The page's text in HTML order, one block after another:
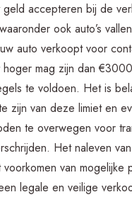
geld accepteren bij de
ook auto’s
auto verkoopt voor
mag zijn dan
te voldoen. Het is
zijn van deze limiet en
te overwegen voor
Het naleven
van mogelijke
legale en veilige